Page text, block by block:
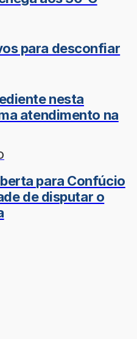
para desconfiar
nesta
atendimento na
para Confúcio
de disputar o